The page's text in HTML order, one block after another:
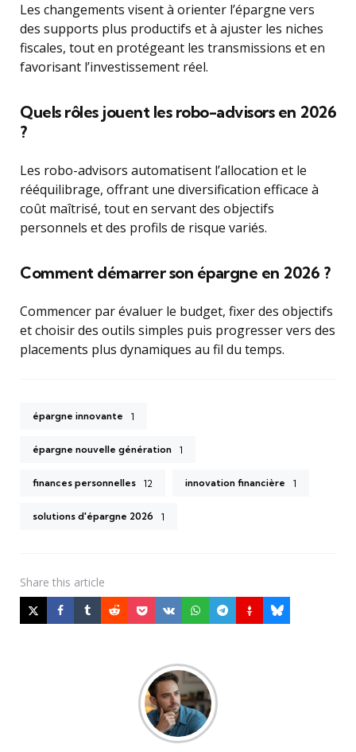
Les changements visent à orienter l’épargne vers
des supports plus productifs et à ajuster les niches
fiscales, tout en protégeant les transmissions et en
favorisant l’investissement réel.
Quels rôles jouent les robo-advisors en 2026
?
Les robo-advisors automatisent l’allocation et le
rééquilibrage, offrant une diversification efficace à
coût maîtrisé, tout en servant des objectifs
personnels et des profils de risque variés.
Comment démarrer son épargne en 2026 ?
Commencer par évaluer le budget, fixer des objectifs
et choisir des outils simples puis progresser vers des
placements plus dynamiques au fil du temps.
épargne innovante 1
épargne nouvelle génération 1
finances personnelles 12 innovation financière 1
solutions d'épargne 2026 1
Share this article